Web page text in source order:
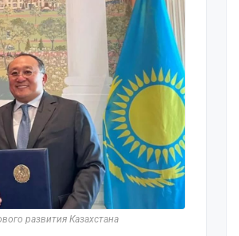
развития Казахстана